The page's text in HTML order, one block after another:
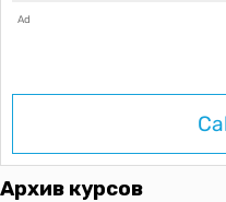
Ad
Архив курсов